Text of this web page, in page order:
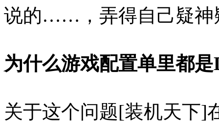
说的……，弄得自己疑神
为什么游戏配置单里都
关于这个问题[装机天下]